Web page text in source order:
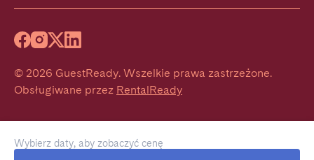
Wybierz daty, aby zobaczyć cenę
© 2026 GuestReady. Wszelkie prawa zastrzeżone.
Obsługiwane przez RentalReady